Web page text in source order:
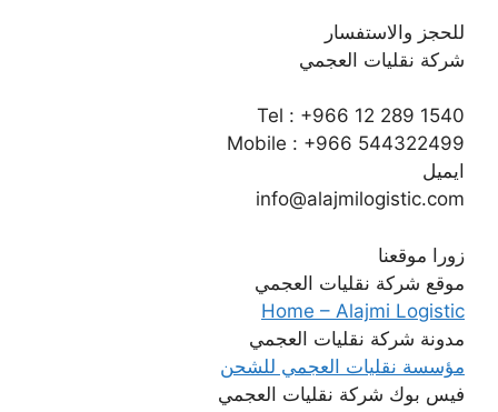
للحجز والاستفسار
شركة نقليات العجمي
Tel : +966 12 289 1540
Mobile : +966 544322499
ايميل
info@alajmilogistic.com
زورا موقعنا
موقع شركة نقليات العجمي
Home – Alajmi Logistic
مدونة شركة نقليات العجمي
مؤسسة نقليات العجمي للشحن
فيس بوك شركة نقليات العجمي